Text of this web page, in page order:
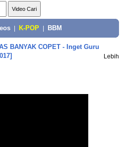
K-POP BBM
BANYAK COPET - Inget Guru
Lebih